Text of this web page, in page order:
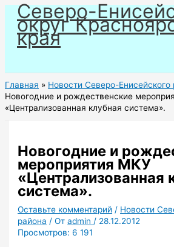
Перейти
содержимому
Северо-
округ
края
Главная
Новости Северо-Енисейского
Новогодние и рождественские
«Централизованная клубная система».
Новогодние и
мероприятия МКУ
«Централизованная
система».
Оставьте комментарий / Новости
района / Отadmin / 28.12.2012
Просмотров: 6 191